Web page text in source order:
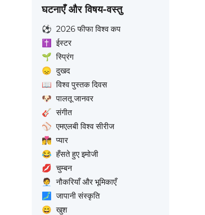
घटनाएँ और विषय-वस्तु
⚽ 2026 फीफा विश्व कप
✝️
ईस्टर
🌱 स्प्रिंग
😞 दुखद
📖 विश्व पुस्तक दिवस
🐶 पालतू जानवर
🎸 संगीत
⚾ एमएलबी विश्व सीरीज
👩‍❤️‍💋‍👨 प्यार
😂 हँसते हुए इमोजी
💋 चुम्बन
🧑‍💼
नौकरियाँ और भूमिकाएँ
🗾 जापानी संस्कृति
😄 खुश